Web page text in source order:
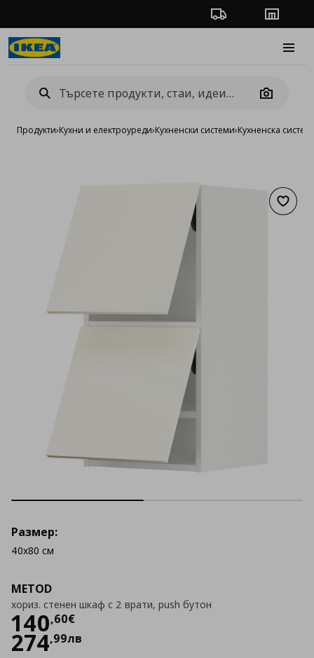
Проследяване на
Camera
Продукти›Кухни и електроуреди›Кухненски системи›Кухненска
METOD
хориз. стенен шкаф с 2 врати, push бутон
140,60€
Цена140,60 €
274,99лв
Размер:
40x80 см